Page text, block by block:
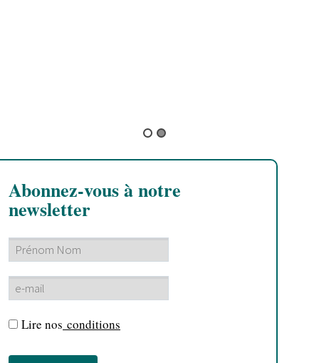
Abonnez-vous à notre
newsletter
Lire nos conditions